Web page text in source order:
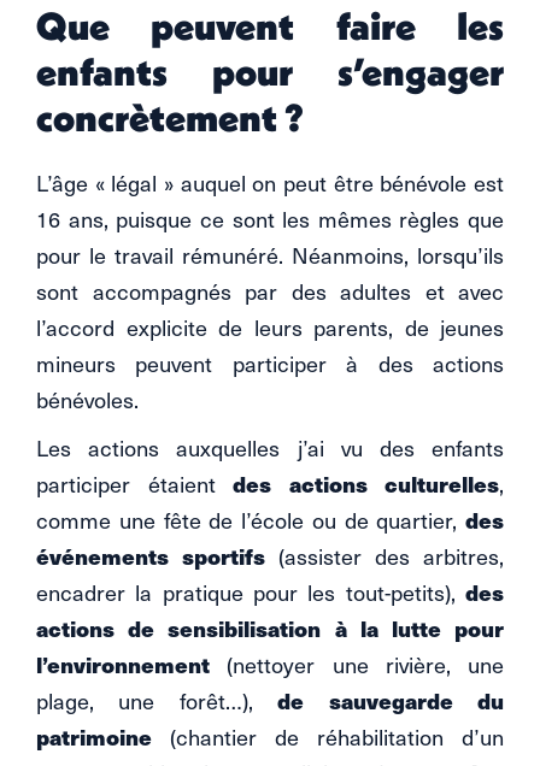
Que peuvent faire les
enfants pour s’engager
concrètement ?
L’âge « légal » auquel on peut être bénévole est
16 ans, puisque ce sont les mêmes règles que
pour le travail rémunéré. Néanmoins, lorsqu’ils
sont accompagnés par des adultes et avec
l’accord explicite de leurs parents, de jeunes
mineurs peuvent participer à des actions
bénévoles.
Les actions auxquelles j’ai vu des enfants
participer étaient des actions culturelles,
comme une fête de l’école ou de quartier, des
événements sportifs (assister des arbitres,
encadrer la pratique pour les tout-petits), des
actions de sensibilisation à la lutte pour
l’environnement (nettoyer une rivière, une
plage, une forêt…),de sauvegarde du
patrimoine (chantier de réhabilitation d’un